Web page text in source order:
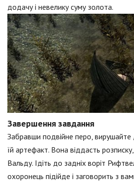
додачу і невелику суму золота.
Завершення завдання
Забравши подвійне перо, вирушайте
їй артефакт. Вона віддасть
Вальду. Ідіть до задніх воріт
охоронець підійде і заговорить з